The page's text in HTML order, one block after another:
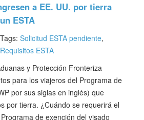
a EE. UU. por tierra
ESTA
Tags: Solicitud ESTA pendiente,
Requisitos ESTA
y Protección Fronteriza
para los viajeros del Programa de
por sus siglas en inglés) que
por tierra. ¿Cuándo se requerirá el
de exención del visado